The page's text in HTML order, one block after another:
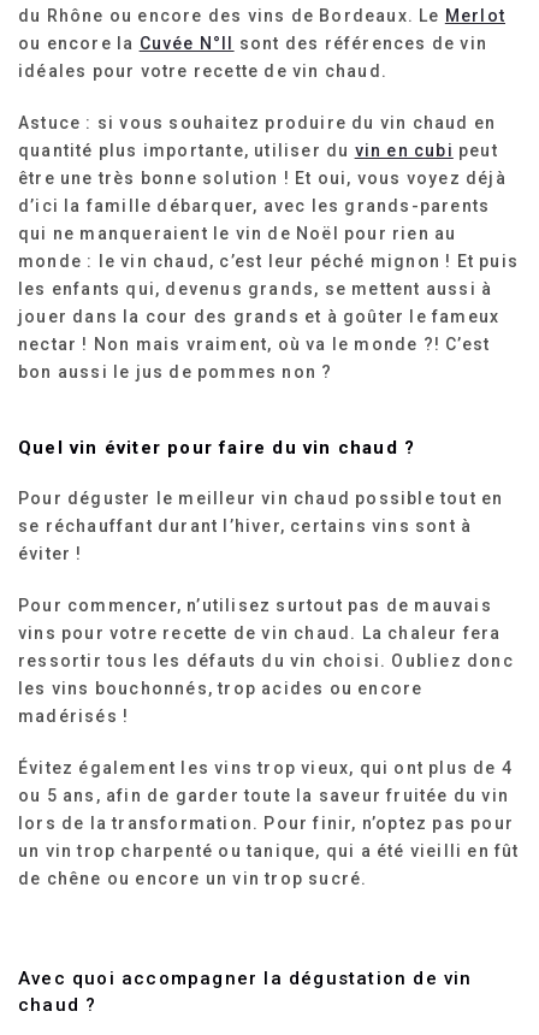
du Rhône ou encore des vins de Bordeaux. Le Merlot
ou encore la Cuvée N°II
sont des références de vin
idéales pour votre recette de vin chaud.
Astuce : si vous souhaitez produire du vin chaud en
quantité plus importante, utiliser du vin en cubi peut
être une très bonne solution ! Et oui, vous voyez déjà
d’ici la famille débarquer, avec les grands-parents
qui ne manqueraient le vin de Noël pour rien au
monde : le vin chaud, c’est leur péché mignon ! Et puis
les enfants qui, devenus grands, se mettent aussi à
jouer dans la cour des grands et à goûter le fameux
nectar ! Non mais vraiment, où va le monde ?! C’est
bon aussi le jus de pommes non ?
Quel vin éviter pour faire du vin chaud ?
Pour déguster le meilleur vin chaud possible tout en
se réchauffant durant l’hiver, certains vins sont à
éviter !
Pour commencer, n’utilisez surtout pas de mauvais
vins pour votre recette de vin chaud. La chaleur fera
ressortir tous les défauts du vin choisi. Oubliez donc
les vins bouchonnés, trop acides ou encore
madérisés !
Évitez également les vins trop vieux, qui ont plus de 4
ou 5 ans, afin de garder toute la saveur fruitée du vin
lors de la transformation. Pour finir, n’optez pas pour
un vin trop charpenté ou tanique, qui a été vieilli en fût
de chêne ou encore un vin trop sucré.
Avec quoi accompagner la dégustation de vin
chaud ?